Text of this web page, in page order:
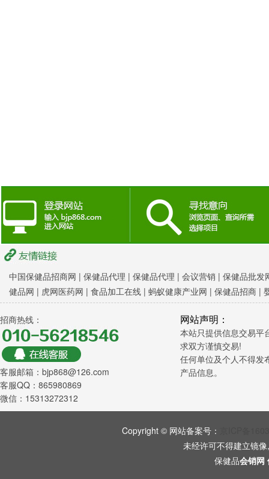
中国保健品招商网 | 保健品代理 | 保健品代理 | 会议营销 | 保健品批发
健品网 | 虎网医药网 | 食品加工在线 | 蚂蚁健康产业网 | 保健品招商 |
招商热线：
客服邮箱：bjp868@126.com
客服QQ：865980869
微信：15313272312
网站声明：
本站只提供信息交易平
求双方谨慎交易!
任何单位及个人不得发
产品信息。
Copyright © 网站备案号：
未经许可不得建立镜
保健品会销网